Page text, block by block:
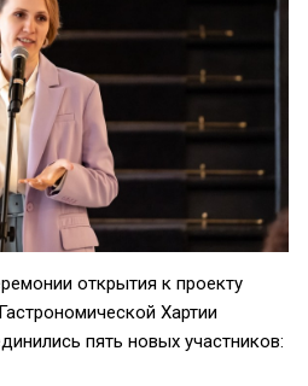
открытия к проекту
Хартии
пять новых участников: